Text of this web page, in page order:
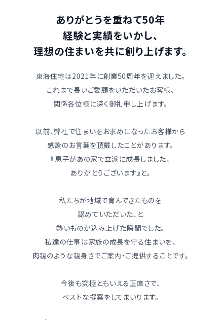
ありがとうを重ねて50年
経験と実績をいかし、
理想の住まいを共に創り上げます。
東海住宅は2021年に創業50周年を迎えました。
これまで長いご愛顧をいただいたお客様、
関係各位様に深く御礼申し上げます。
以前、弊社で住まいをお求めになったお客様から
感謝のお言葉を頂戴したことがあります。
『息子があの家で立派に成長しました、
ありがとうございます』と。
私たちが地域で育んできたものを
認めていただいた、 と
熱いものが込み上げた瞬間でした。
私達の仕事は家族の成長を守る住まいを、
肉親のような親身さでご案内・ご提供することです。
今後も究極ともいえる正直さで、
ベストな提案をしてまいります。